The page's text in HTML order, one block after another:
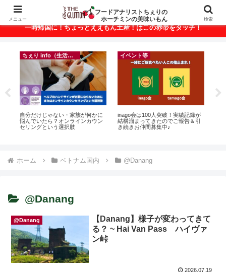
ベトナム・ホーチミンの美味いもんが満載！
一時帰国に！ちょっとええもん土産！はこの赤帯をタッチ！
ちぇり info（生活情報）
自分だけじゃない・家族が何かに
悩んでいたら？オンラインカウン
セリングという選択肢
イベント等
inago会は100人突破！実績記録が
結構溜まってきたのでご報告＆引
き続きお仲間募集中♪
ホーム ベトナム国内 @Danang
@Danang
@Danang
【Danang】様子が変わってきて
る？ ~ Hai Van Pass ハイヴァ
ン峠
2026.07.19
メニュー
フードアナリストちぇりの
ホーチミンの美味いもん
検索